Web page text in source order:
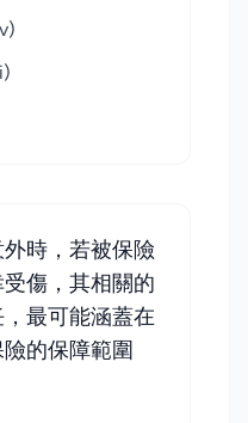
時，若被保險
傷，其相關的
最可能涵蓋在
的保障範圍